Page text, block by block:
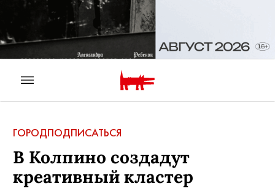
ГОРОДПОДПИСАТЬСЯ
В Колпино создадут
креативный кластер